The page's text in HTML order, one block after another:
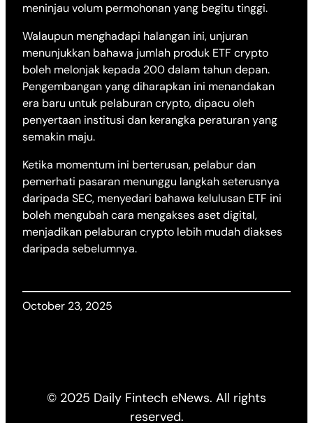
meninjau volum permohonan yang begitu tinggi.
Walaupun menghadapi halangan ini, unjuran
menunjukkan bahawa jumlah produk ETF crypto
boleh melonjak kepada 200 dalam tahun depan.
Pengembangan yang diharapkan ini menandakan
era baru untuk pelaburan crypto, dipacu oleh
penyertaan institusi dan kerangka peraturan yang
semakin maju.
Ketika momentum ini berterusan, pelabur dan
pemerhati pasaran menunggu langkah seterusnya
daripada SEC, menyedari bahawa kelulusan ETF ini
boleh mengubah cara mengakses aset digital,
menjadikan pelaburan crypto lebih mudah diakses
daripada sebelumnya.
October 23, 2025
© 2025 Daily Fintech eNews. All rights
reserved.